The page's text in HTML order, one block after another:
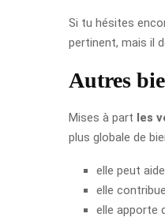
Si tu hésites
pertinent, mais il
Autres
Mises à part les
plus globale de
elle peut
elle
elle apporte